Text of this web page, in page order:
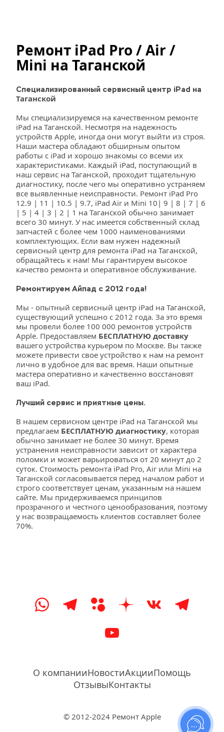
Ремонт iPad Pro / Air /
Mini на Таганской
Таганской
Мы специализируемся на качественном ремонте
iPad на Таганской. Несмотря на надежность
устройств Apple, иногда они могут выйти из строя.
Наши мастера обладают обширным опытом
работы с iPad и хорошо знакомы со всеми их
характеристиками. Каждый iPad, поступающий в
наш сервис на Таганской, проходит тщательную
диагностику, после чего мы оперативно устраняем
все выявленные неисправности. Ремонт iPad Pro
12.9 | 11 | 10.5 | 9.7, iPad Air и Mini 10| 9 | 8 | 7 | 6
| 5 | 4 | 3 | 2 | 1 на Таганской обычно занимает
всего 30 минут. У нас имеется собственный склад
запчастей с более чем 1000 наименованиями
комплектующих. Если вам нужен надежный
сервисный центр для ремонта iPad на Таганской,
обращайтесь к нам! Мы гарантируем высокое
качество ремонта и оперативное обслуживание.
Ремонтируем Айпад с 2012 года!
Мы - опытный сервисный центр iPad на Таганской,
существующий успешно с 2012 года. За это время
мы провели более 100 000 ремонтов устройств
Apple. Предоставляем БЕСПЛАТНУЮ доставку
вашего устройства курьером по Москве. Вы также
можете привести свое устройство к нам на ремонт
лично в удобное для вас время. Наши опытные
мастера оперативно и качественно восстановят
ваш iPad.
Лучший сервис и приятные цены.
В нашем сервисном центре iPad на Таганской мы
предлагаем БЕСПЛАТНУЮ диагностику, которая
обычно занимает не более 30 минут. Время
устранения неисправности зависит от характера
поломки и может варьироваться от 20 минут до 2
суток. Стоимость ремонта iPad Pro, Air или Mini на
Таганской согласовывается перед началом работ и
строго соответствует ценам, указанным на нашем
сайте. Мы придерживаемся принципов
прозрачного и честного ценообразования, поэтому
у нас возвращаемость клиентов составляет более
70%.
О компанииНовостиАкцииПомощь
ОтзывыКонтакты
© 2012-2024 Ремонт Apple